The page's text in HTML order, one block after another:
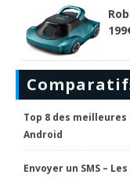
Top 8 des
Android
Envoyer un SMS –